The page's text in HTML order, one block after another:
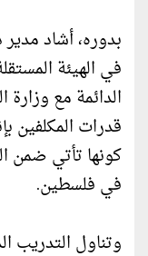
بدوره، أشاد
في الهيئة
الدائمة مع
قدرات المكلفين
كونها تأتي ضمن
في فلسطين.
وتناول التدريب